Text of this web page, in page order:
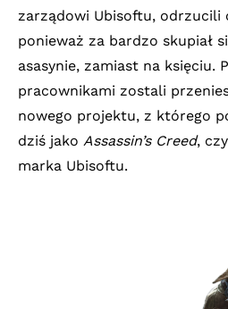
zarządowi Ubisoftu, odrzucili
ponieważ za bardzo skupiał
asasynie, zamiast na księciu.
pracownikami zostali
nowego projektu, z którego
dziś jako Assassin’s Creed,
marka Ubisoftu.